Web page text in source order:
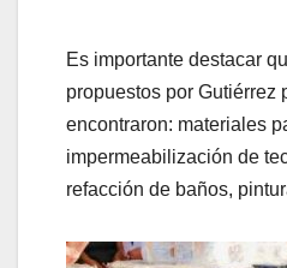
Es importante destacar
propuestos por Gutiérrez
encontraron: materiales
impermeabilización de
refacción de baños,